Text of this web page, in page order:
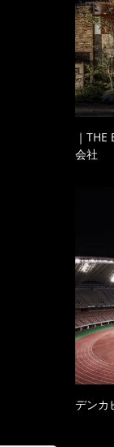
｜
会社
デンカ